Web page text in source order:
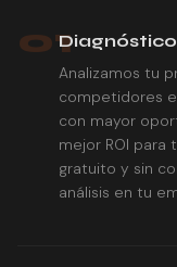
01
Analizamos tu
competidores
con mayor
mejor ROI para
gratuito y sin
análisis en tu